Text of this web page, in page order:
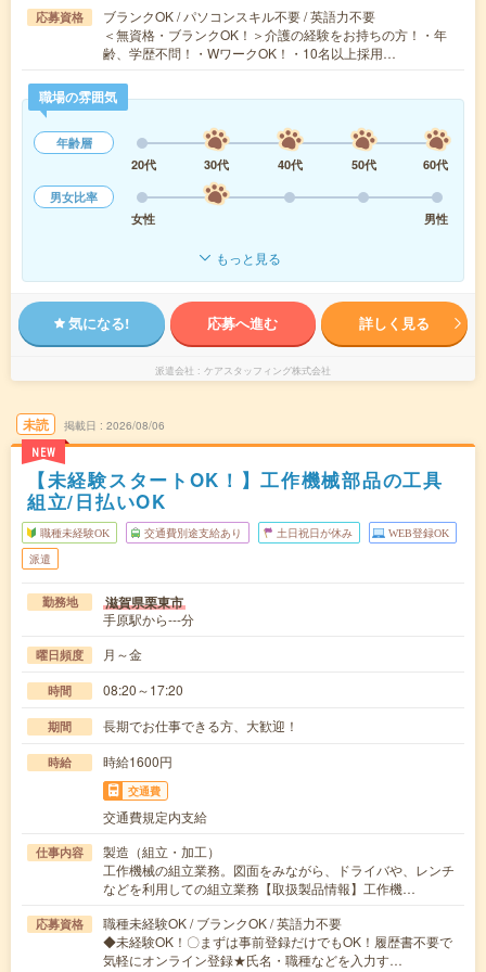
応募資格
ブランクOK / パソコンスキル不要 / 英語力不要
＜無資格・ブランクOK！＞介護の経験をお持ちの方！・年
齢、学歴不問！・WワークOK！・10名以上採用…
職場の雰囲気
年齢層
20代
30代 40代 50代
60代
男女比率
女性
男性
もっと見る
気になる! 応募へ進む 詳しく見る
派遣会社 ケアスタッフィング株式会社
未読
NEW
掲載日 2026/08/06
【未経験スタートOK！】工作機械部品の工具
組立/日払いOK
職種未経験OK 交通費別途支給あり 土日祝日が休み WEB登録OK
派遣
勤務地 滋賀県栗東市
手原駅から---分
曜日頻度 月～金
時間 08:20～17:20
期間 長期でお仕事できる方、大歓迎！
時給 時給1600円
交通費
交通費規定内支給
仕事内容
製造（組立・加工）
工作機械の組立業務。図面をみながら、ドライバや、レンチ
などを利用しての組立業務【取扱製品情報】工作機…
応募資格
職種未経験OK / ブランクOK / 英語力不要
◆未経験OK！〇まずは事前登録だけでもOK！履歴書不要で
気軽にオンライン登録★氏名・職種などを入力す…